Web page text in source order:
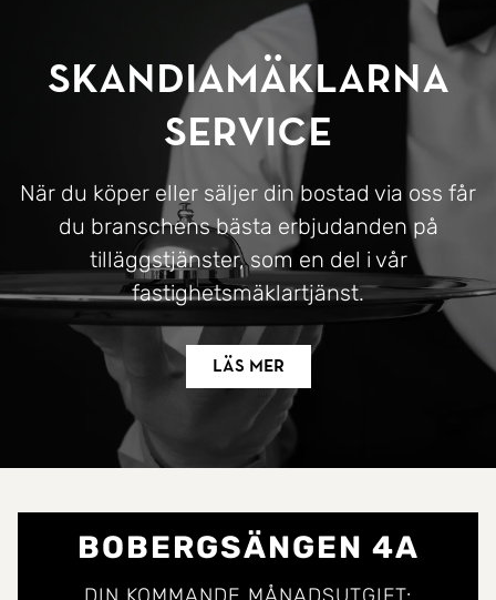
SkandiaMäklarna
Service
När du köper eller säljer din bostad via oss får
du branschens bästa erbjudanden på
tilläggstjänster, som en del i vår
fastighetsmäklartjänst.
Läs mer